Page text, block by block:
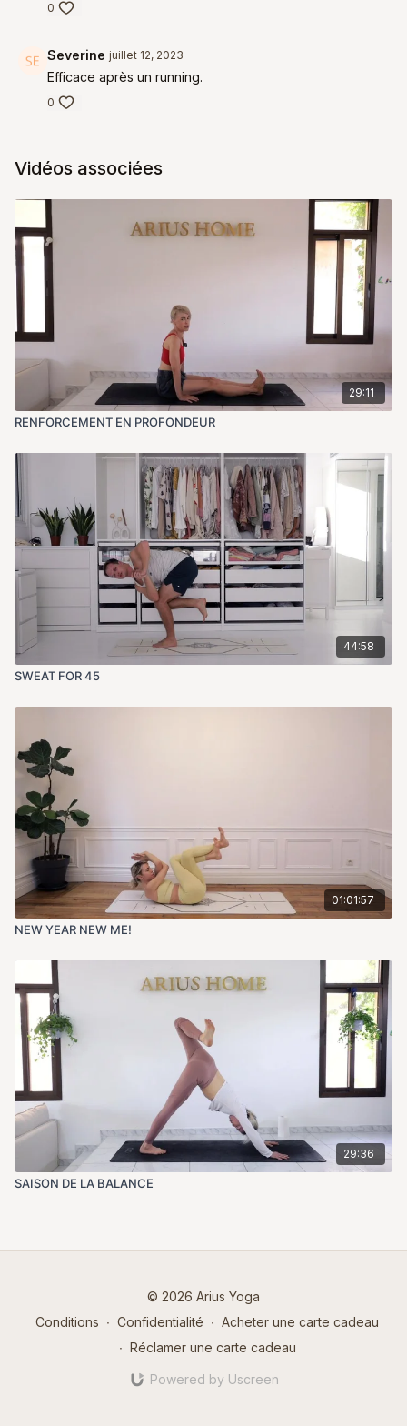
0
Severine juillet 12, 2023
Efficace après un running.
0
Vidéos associées
29:11
RENFORCEMENT EN PROFONDEUR
44:58
SWEAT FOR 45
01:01:57
NEW YEAR NEW ME!
29:36
SAISON DE LA BALANCE
© 2026 Arius Yoga
Conditions ∙ Confidentialité ∙ Acheter une carte cadeau
∙ Réclamer une carte cadeau
Powered by Uscreen